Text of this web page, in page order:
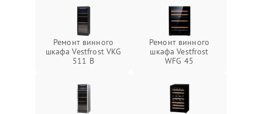
Ремонт винного
шкафа Vestfrost VKG
511 B
Ремонт винного
шкафа Vestfrost
WFG 45